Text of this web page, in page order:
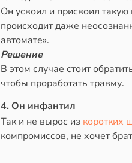
Он усвоил и присвоил
происходит даже
автомате».
Решение
В этом случае стоит
чтобы проработать травму.
4. Он инфантил
Так и не вырос из коротких
компромиссов, не хочет